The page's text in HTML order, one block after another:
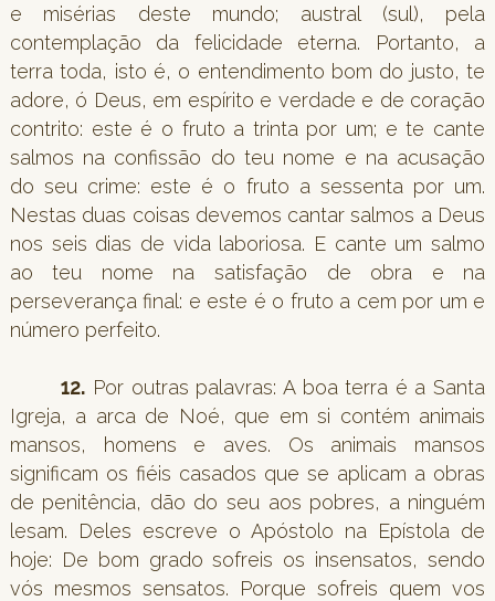
e misérias deste mundo; austral (sul), pela
contemplação da felicidade eterna. Portanto, a
terra toda, isto é, o entendimento bom do justo, te
adore, ó Deus, em espírito e verdade e de coração
contrito: este é o fruto a trinta por um; e te cante
salmos na confissão do teu nome e na acusação
do seu crime: este é o fruto a sessenta por um.
Nestas duas coisas devemos cantar salmos a Deus
nos seis dias de vida laboriosa. E cante um salmo
ao teu nome na satisfação de obra e na
perseverança final: e este é o fruto a cem por um e
número perfeito.
12. Por outras palavras: A boa terra é a Santa
Igreja, a arca de Noé, que em si contém animais
mansos, homens e aves. Os animais mansos
significam os fiéis casados que se aplicam a obras
de penitência, dão do seu aos pobres, a ninguém
lesam. Deles escreve o Apóstolo na Epístola de
hoje: De bom grado sofreis os insensatos, sendo
vós mesmos sensatos. Porque sofreis quem vos